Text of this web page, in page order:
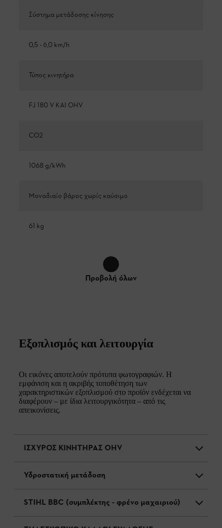
Σύστημα μετάδοσης κίνησης
0,5 - 6,0 km/h
Τύπος κινητήρα
FJ 180 V KAI OHV
CO2
1068 g/kWh
Μοναδιαίο βάρος χωρίς καύσιμο
61 kg
Προβολή όλων
Εξοπλισμός και λειτουργία
Οι εικόνες αποτελούν πρότυπα φωτογραφιών. Η
εμφάνιση και η ακριβής τοποθέτηση των
χαρακτηριστικών εξοπλισμού στο προϊόν ενδέχεται να
διαφέρουν – με ίδια λειτουργικότητα – από τις
απεικονίσεις.
ΙΣΧΥΡΟΣ ΚΙΝΗΤΗΡΑΣ OHV
Υδροστατική μετάδοση
STIHL BBC (συμπλέκτης - φρένο μαχαιριού)